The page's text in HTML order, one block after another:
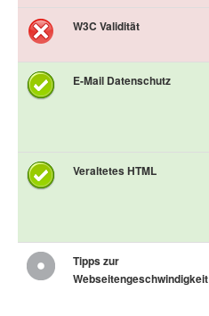
W3C Validität
E-Mail Datenschutz
Veraltetes HTML
Tipps zur
Webseitengeschwindigkeit